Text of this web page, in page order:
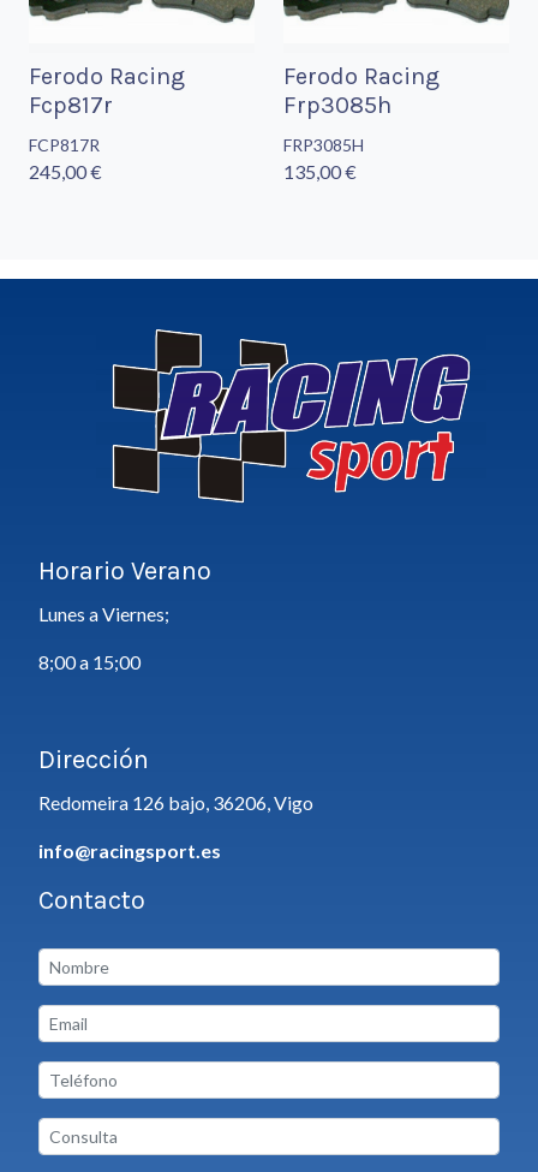
Ferodo Racing
Fcp817r
FCP817R
245,00 €
Ferodo Racing
Frp3085h
FRP3085H
135,00 €
Horario Verano
Lunes a Viernes;
8;00 a 15;00
Dirección
Redomeira 126 bajo, 36206, Vigo
info@racingsport.es
Contacto